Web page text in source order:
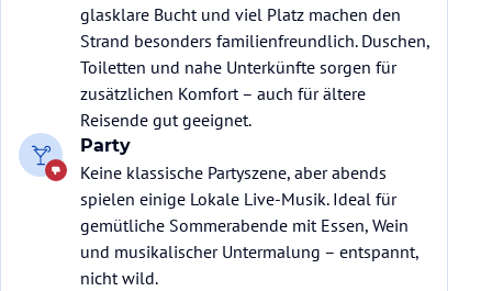
glasklare Bucht und viel Platz machen den
Strand besonders familienfreundlich. Duschen,
Toiletten und nahe Unterkünfte sorgen für
zusätzlichen Komfort – auch für ältere
Reisende gut geeignet.
Party
Keine klassische Partyszene, aber abends
spielen einige Lokale Live-Musik. Ideal für
gemütliche Sommerabende mit Essen, Wein
und musikalischer Untermalung – entspannt,
nicht wild.